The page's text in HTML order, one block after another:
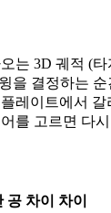
는 3D 궤적 (타
을 결정하는
레이트에서 갈
를 고르면 다
공 차이
차이